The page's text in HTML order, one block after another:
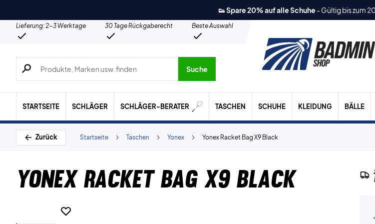
👟 Spare 20% auf alle Schuhe - Gültig bis zum
Lieferung: 2-3 Werktage 30 Tage Rückgaberecht
Beste Auswahl
Suche nach Produkten, Marken usw.
Suche
STARTSEITE SCHLÄGER SCHLÄGER-BERATER TASCHEN SCHUHE KLEIDUNG BÄLLE
Zurück Yonex Racket Bag X9 Black
Yonex
Taschen
Startseite
Yonex Racket Bag X9 Black